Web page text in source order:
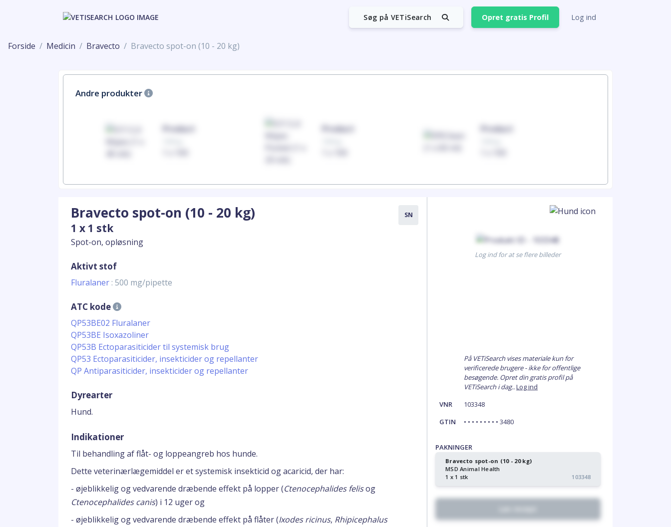
Søg på VETiSearch Opret gratis Profil Log ind
Forside Medicin Bravecto Bravecto spot-on (10 - 20 kg)
Andre produkter
Product Product Product
Bravecto spot-on (10 - 20 kg)
1 x 1 stk
Spot-on, opløsning
SN
Aktivt stof
Fluralaner : 500 mg/pipette
ATC kode
QP53BE02 Fluralaner
QP53BE Isoxazoliner
QP53B Ectoparasiticider til systemisk brug
QP53 Ectoparasiticider, insekticider og repellanter
QP Antiparasiticider, insekticider og repellanter
Dyrearter
Hund.
Indikationer
Til behandling af flåt- og loppeangreb hos hunde.
Dette veterinærlægemiddel er et systemisk insekticid og acaricid, der har:
- øjeblikkelig og vedvarende dræbende effekt på lopper (Ctenocephalides felisog
Ctenocephalides canis) i 12 uger og
- øjeblikkelig og vedvarende dræbende effekt på flåter (Ixodes ricinus, Rhipicephalus
Log ind for at se flere billeder
På VETiSearch vises materiale kun for
verificerede brugere - ikke for offentlige
besøgende. Opret din gratis profil på
VETiSearch i dag..Log ind
VNR
103348
GTIN
• • • • • • • • • 3480
PAKNINGER
Bravecto spot-on (10 - 20 kg)
MSD Animal Health
1 x 1 stk
103348